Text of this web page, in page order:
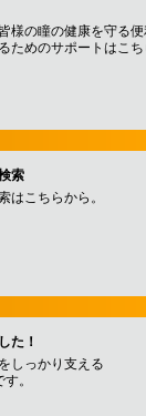
様の瞳の健康を守る便
ためのサポートはこち
索
はこちらから。
た！
しっかり支える
。